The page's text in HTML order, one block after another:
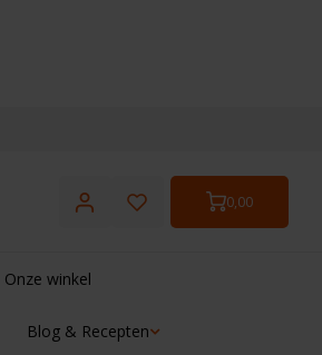
0,00
Onze winkel
Blog & Recepten